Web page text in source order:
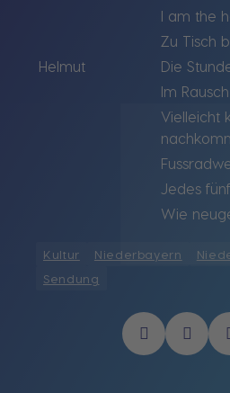
I am the
Zu Tisch
Helmut
Die
Im
Vielleicht
Jedes
Wie
Kultur Niederbayern
Sendung